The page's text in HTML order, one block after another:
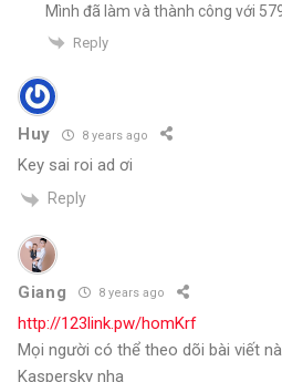
Mình đã làm và thành công với
Reply
Huy 8 years ago
Key sai roi ad ơi
Reply
Giang 8 years ago
http://123link.pw/homKrf
Mọi người có thể theo dõi bài viết
Kaspersky nha